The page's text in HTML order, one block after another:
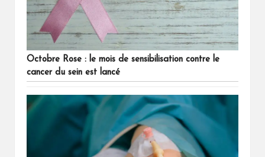
Octobre Rose : le mois de sensibilisation contre le
cancer du sein est lancé